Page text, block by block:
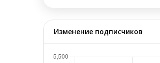
Изменение подписчиков